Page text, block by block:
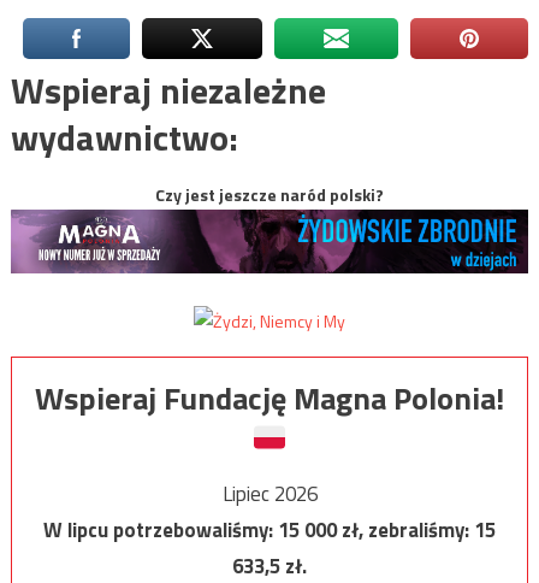
Wspieraj niezależne
wydawnictwo:
Czy jest jeszcze naród polski?
Wspieraj Fundację Magna Polonia!
Lipiec 2026
W lipcu potrzebowaliśmy:15 000zł, zebraliśmy:15
633,5zł.